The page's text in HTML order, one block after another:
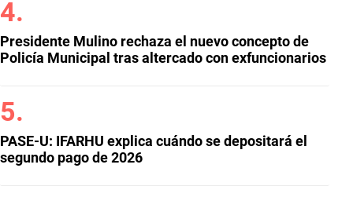
Presidente Mulino rechaza el nuevo concepto de
Policía Municipal tras altercado con exfuncionarios
PASE-U: IFARHU explica cuándo se depositará el
segundo pago de 2026